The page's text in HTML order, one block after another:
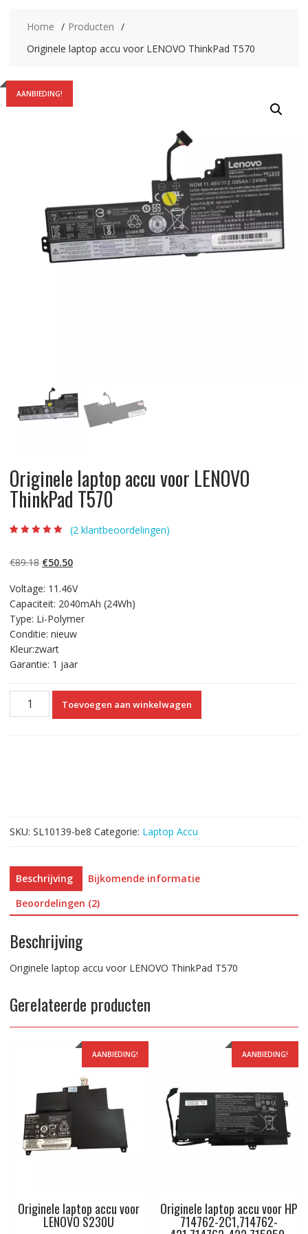
Home
Producten
Originele laptop accu voor LENOVO ThinkPad T570
AANBIEDING!
Originele laptop accu voor LENOVO
ThinkPad T570
gebaseerd op
klantbeoordelinge
(2 klantbeoordelingen)
€89.18 Oorspronkelijke
was:
€89.18.
€50.50Huidige
is:
€50.50.
Voltage: 11.46V
Capaciteit: 2040mAh (24Wh)
Type: Li-Polymer
Conditie: nieuw
Kleur:zwart
Garantie: 1 jaar
Originele
Toevoegen aan winkelwagen
SKU: SL10139-be8 Categorie: Laptop Accu
Beschrijving
Bijkomende informatie
Beoordelingen (2)
Beschrijving
Originele laptop accu voor LENOVO ThinkPad T570
Gerelateerde producten
AANBIEDING!
Originele laptop accu voor
LENOVO S230U
AANBIEDING!
Originele laptop accu voor HP
714762-2C1,714762-